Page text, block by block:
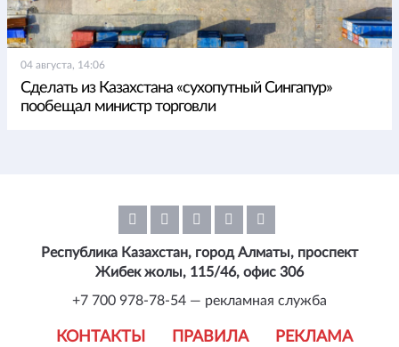
04 августа, 14:06
Сделать из Казахстана «сухопутный Сингапур»
пообещал министр торговли
КОНТАКТЫ ПРАВИЛА РЕКЛАМА
Республика Казахстан, город Алматы, проспект
Жибек жолы, 115/46, офис 306
+7 700 978-78-54 — рекламная служба